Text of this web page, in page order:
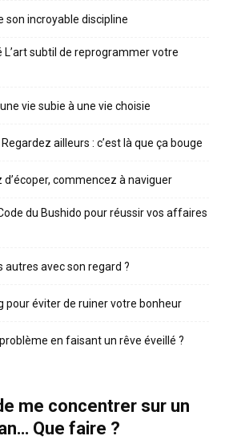
son incroyable discipline
subtil de reprogrammer votre
vie subie à une vie choisie
ailleurs : c’est là que ça bouge
d’écoper, commencez à naviguer
du Bushido pour réussir vos affaires
avec son regard ?
pour éviter de ruiner votre bonheur
en faisant un rêve éveillé ?
me concentrer sur un
Que faire ?